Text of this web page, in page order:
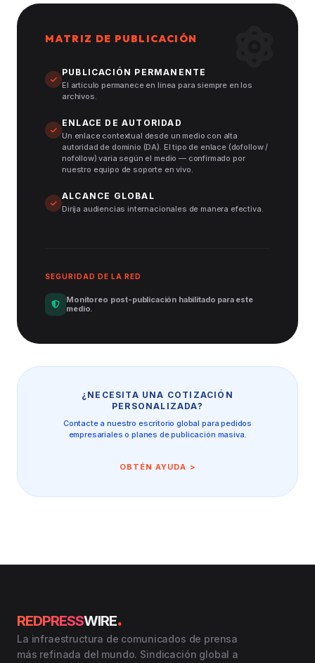
MATRIZ DE PUBLICACIÓN
PUBLICACIÓN PERMANENTE
El artículo permanece en línea para siempre en los
archivos.
ENLACE DE AUTORIDAD
Un enlace contextual desde un medio con alta
autoridad de dominio (DA). El tipo de enlace (dofollow /
nofollow) varía según el medio — confirmado por
nuestro equipo de soporte en vivo.
ALCANCE GLOBAL
Dirija audiencias internacionales de manera efectiva.
SEGURIDAD DE LA RED
Monitoreo post-publicación habilitado para este
medio.
¿NECESITA UNA COTIZACIÓN
PERSONALIZADA?
Contacte a nuestro escritorio global para pedidos
empresariales o planes de publicación masiva.
OBTÉN AYUDA >
REDPRESSWIRE.
La infraestructura de comunicados de prensa
más refinada del mundo. Sindicación global a